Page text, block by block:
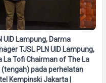
UID Lampung, Darma
TJSL PLN UID Lampung,
La Tofi Chairman of The La
pada perhelatan
Kempinski Jakarta |